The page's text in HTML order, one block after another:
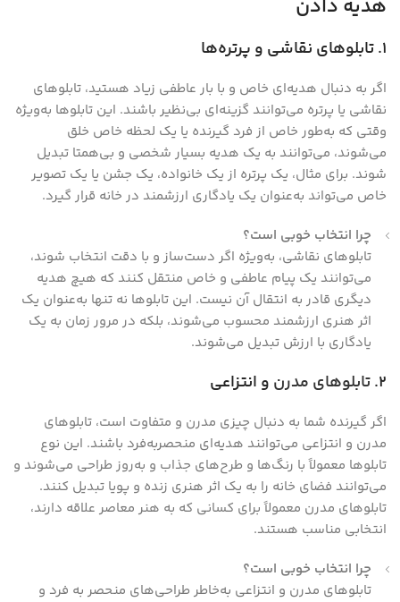
هدیه دادن
1. تابلوهای نقاشی و پرتره‌ها
اگر به دنبال هدیه‌ای خاص و با بار عاطفی زیاد هستید، تابلوهای
نقاشی یا پرتره می‌توانند گزینه‌ای بی‌نظیر باشند. این تابلوها به‌ویژه
وقتی که به‌طور خاص از فرد گیرنده یا یک لحظه خاص خلق
می‌شوند، می‌توانند به یک هدیه بسیار شخصی و بی‌همتا تبدیل
شوند. برای مثال، یک پرتره از یک خانواده، یک جشن یا یک تصویر
خاص می‌تواند به‌عنوان یک یادگاری ارزشمند در خانه قرار گیرد.
چرا انتخاب خوبی است؟
تابلوهای نقاشی، به‌ویژه اگر دست‌ساز و با دقت انتخاب شوند،
می‌توانند یک پیام عاطفی و خاص منتقل کنند که هیچ هدیه
دیگری قادر به انتقال آن نیست. این تابلوها نه تنها به‌عنوان یک
اثر هنری ارزشمند محسوب می‌شوند، بلکه در مرور زمان به یک
یادگاری با ارزش تبدیل می‌شوند.
2. تابلوهای مدرن و انتزاعی
اگر گیرنده شما به دنبال چیزی مدرن و متفاوت است، تابلوهای
مدرن و انتزاعی می‌توانند هدیه‌ای منحصربه‌فرد باشند. این نوع
تابلوها معمولاً با رنگ‌ها و طرح‌های جذاب و به‌روز طراحی می‌شوند و
می‌توانند فضای خانه را به یک اثر هنری زنده و پویا تبدیل کنند.
تابلوهای مدرن معمولاً برای کسانی که به هنر معاصر علاقه دارند،
انتخابی مناسب هستند.
چرا انتخاب خوبی است؟
تابلوهای مدرن و انتزاعی به‌خاطر طراحی‌های منحصر به فرد و